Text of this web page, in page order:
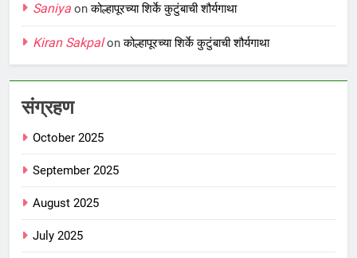
Saniya onकोल्हापूरच्या शिर्के कुटुंबाची शौर्यगाथा
Kiran Sakpalonकोल्हापूरच्या शिर्के कुटुंबाची शौर्यगाथा
संग्रहण
October 2025
September 2025
August 2025
July 2025